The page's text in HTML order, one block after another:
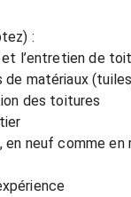
:
l’entretien de
matériaux
des toitures
neuf comme en